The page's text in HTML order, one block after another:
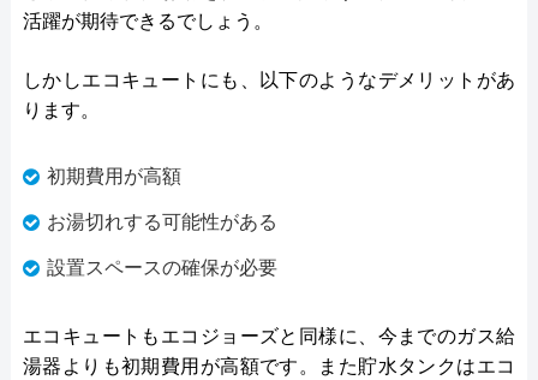
活躍が期待できるでしょう。
しかしエコキュートにも、以下のようなデメリットがあ
ります。
初期費用が高額
お湯切れする可能性がある
設置スペースの確保が必要
エコキュートもエコジョーズと同様に、今までのガス給
湯器よりも初期費用が高額です。また貯水タンクはエコ